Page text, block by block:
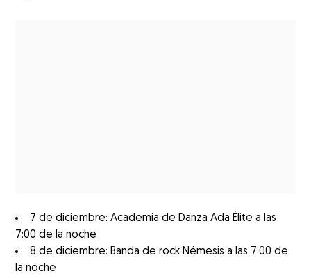
7 de diciembre: Academia de Danza Ada Élite a las
7:00 de la noche
8 de diciembre: Banda de rock Némesis a las 7:00 de
la noche